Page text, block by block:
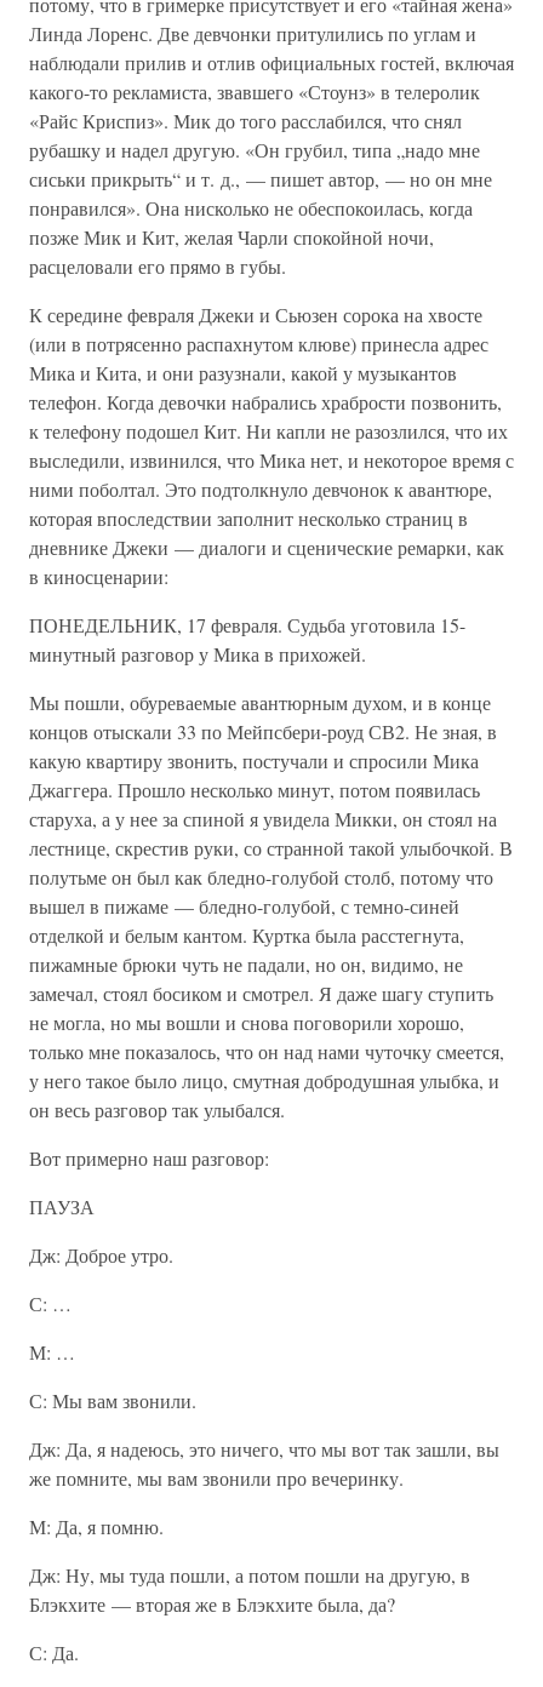
Линда Лоренс. Две девчонки притулились по углам и
наблюдали прилив и отлив официальных гостей, включая
какого-то рекламиста, звавшего «Стоунз» в телеролик
«Райс Криспиз». Мик до того расслабился, что снял
рубашку и надел другую. «Он грубил, типа „надо мне
сиськи прикрыть“ и т. д., — пишет автор, — но он мне
понравился». Она нисколько не обеспокоилась, когда
позже Мик и Кит, желая Чарли спокойной ночи,
расцеловали его прямо в губы.
К середине февраля Джеки и Сьюзен сорока на хвосте
(или в потрясенно распахнутом клюве) принесла адрес
Мика и Кита, и они разузнали, какой у музыкантов
телефон. Когда девочки набрались храбрости позвонить,
к телефону подошел Кит. Ни капли не разозлился, что их
выследили, извинился, что Мика нет, и некоторое время с
ними поболтал. Это подтолкнуло девчонок к авантюре,
которая впоследствии заполнит несколько страниц в
дневнике Джеки — диалоги и сценические ремарки, как
в киносценарии:
ПОНЕДЕЛЬНИК, 17 февраля. Судьба уготовила 15-
минутный разговор у Мика в прихожей.
Мы пошли, обуреваемые авантюрным духом, и в конце
концов отыскали 33 по Мейпсбери-роуд СВ2. Не зная, в
какую квартиру звонить, постучали и спросили Мика
Джаггера. Прошло несколько минут, потом появилась
старуха, а у нее за спиной я увидела Микки, он стоял на
лестнице, скрестив руки, со странной такой улыбочкой. В
полутьме он был как бледно-голубой столб, потому что
вышел в пижаме — бледно-голубой, с темно-синей
отделкой и белым кантом. Куртка была расстегнута,
пижамные брюки чуть не падали, но он, видимо, не
замечал, стоял босиком и смотрел. Я даже шагу ступить
не могла, но мы вошли и снова поговорили хорошо,
только мне показалось, что он над нами чуточку смеется,
у него такое было лицо, смутная добродушная улыбка, и
он весь разговор так улыбался.
Вот примерно наш разговор:
ПАУЗА
Дж: Доброе утро.
С: …
М: …
С: Мы вам звонили.
Дж: Да, я надеюсь, это ничего, что мы вот так зашли, вы
же помните, мы вам звонили про вечеринку.
М: Да, я помню.
Дж: Ну, мы туда пошли, а потом пошли на другую, в
Блэкхите — вторая же в Блэкхите была, да?
С: Да.